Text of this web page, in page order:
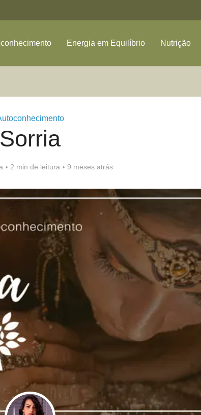
Energia em Equilíbrio Nutrição
Sorria
2 min de leitura 9 meses atrás